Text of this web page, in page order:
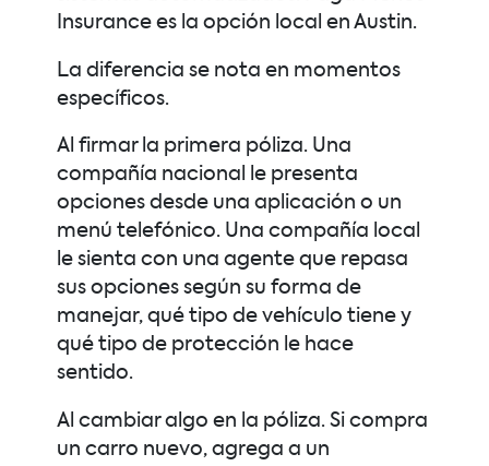
Insurance es la opción local en Austin.
La diferencia se nota en momentos
específicos.
Al firmar la primera póliza. Una
compañía nacional le presenta
opciones desde una aplicación o un
menú telefónico. Una compañía local
le sienta con una agente que repasa
sus opciones según su forma de
manejar, qué tipo de vehículo tiene y
qué tipo de protección le hace
sentido.
Al cambiar algo en la póliza. Si compra
un carro nuevo, agrega a un